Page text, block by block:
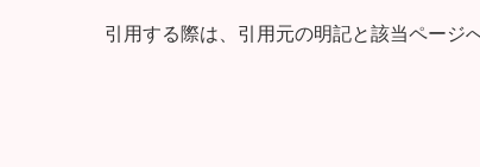
引用する際は、引用元の明記と該当ページ